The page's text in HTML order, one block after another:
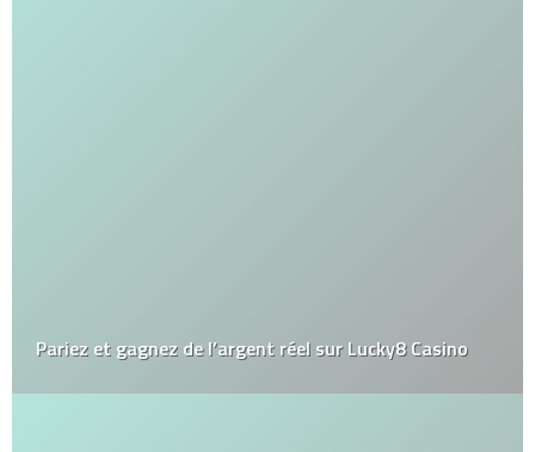
Pariez et gagnez de l’argent réel sur Lucky8 Casino